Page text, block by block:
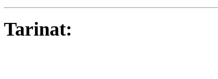
Tarinat: